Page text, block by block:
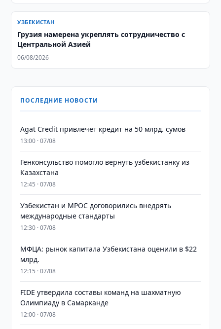
УЗБЕКИСТАН
Грузия намерена укреплять сотрудничество с
Центральной Азией
06/08/2026
ПОСЛЕДНИЕ НОВОСТИ
Agat Credit привлечет кредит на 50 млрд. сумов
13:00 · 07/08
Генконсульство помогло вернуть узбекистанку из
Казахстана
12:45 · 07/08
Узбекистан и MPOC договорились внедрять
международные стандарты
12:30 · 07/08
МФЦА: рынок капитала Узбекистана оценили в $22
млрд.
12:15 · 07/08
FIDE утвердила составы команд на шахматную
Олимпиаду в Самарканде
12:00 · 07/08